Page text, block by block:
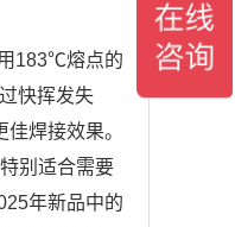
183℃熔点的
快挥发失
焊接效果。
别适合需要
年新品中的